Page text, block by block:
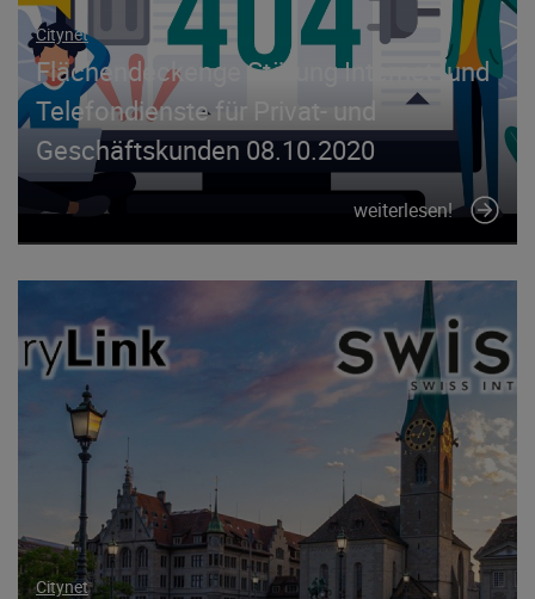
Citynet
Flächendeckenge Störung Internet- und
Telefondienste für Privat- und
Geschäftskunden 08.10.2020
weiterlesen!
Citynet